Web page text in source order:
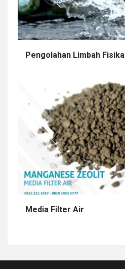
Pengolahan Limbah Fisika
Media Filter Air